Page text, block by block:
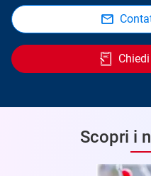
Scopri i